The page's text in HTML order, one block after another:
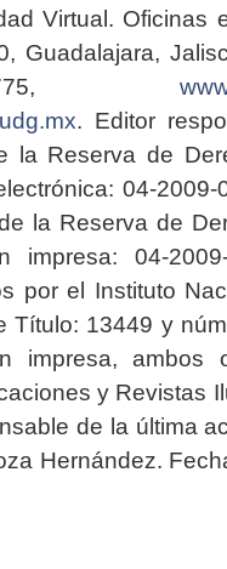
Virtual. Oficinas
Guadalajara,
. Editor
la Reserva de
04-2009-
la Reserva de
04-2009-
por el Instituto
Título: 13449 y
impresa, ambos
y Revistas
de la última
Hernández.